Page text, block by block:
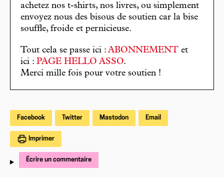
achetez nos t-shirts, nos livres, ou simplement
envoyez nous des bisous de soutien car la bise
souffle, froide et pernicieuse.
Tout cela se passe ici : ABONNEMENT et
ici : PAGE HELLO ASSO.
Merci mille fois pour votre soutien !
Facebook Twitter Mastodon Email
Imprimer
Écrire un commentaire